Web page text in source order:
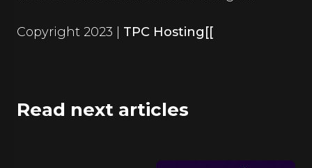
Copyright 2023 | TPC Hosting[[
Read next articles